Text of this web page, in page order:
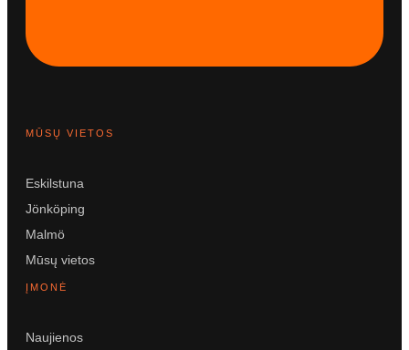
MŪSŲ VIETOS
Eskilstuna
Jönköping
Malmö
Mūsų vietos
ĮMONĖ
Naujienos